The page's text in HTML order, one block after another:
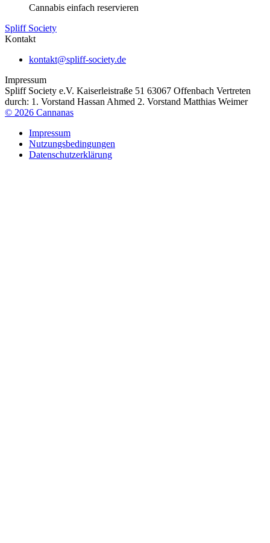
Cannabis einfach reservieren
Spliff Society
Kontakt
kontakt@spliff-society.de
Impressum
Spliff Society e.V. Kaiserleistraße 51 63067 Offenbach Vertreten
durch: 1. Vorstand Hassan Ahmed 2. Vorstand Matthias Weimer
© 2026 Cannanas
Impressum
Nutzungsbedingungen
Datenschutzerklärung